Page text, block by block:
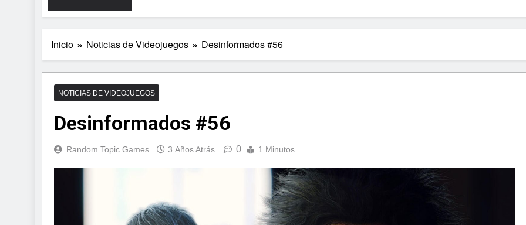
Inicio Noticias de Videojuegos Desinformados #56
NOTICIAS DE VIDEOJUEGOS
Desinformados #56
Random Topic Games 3 Años Atrás 0 1 Minutos